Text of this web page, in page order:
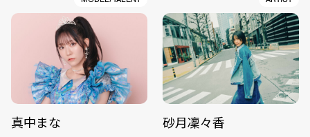
真中まな 砂月凜々香